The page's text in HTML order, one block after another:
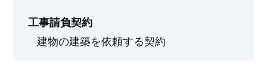
工事請負契約
建物の建築を依頼する契約